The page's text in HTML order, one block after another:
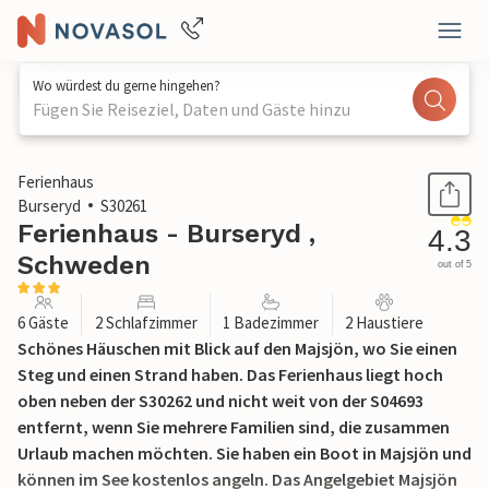
Wo würdest du gerne hingehen?
Fügen Sie Reiseziel, Daten und Gäste hinzu
1 / 14
Ferienhaus
Burseryd
S30261
Ferienhaus - Burseryd ,
Schweden
4.3
out of 5
6 Gäste 2 Schlafzimmer 1 Badezimmer 2 Haustiere
Schönes Häuschen mit Blick auf den Majsjön, wo Sie einen
Steg und einen Strand haben. Das Ferienhaus liegt hoch
oben neben der S30262 und nicht weit von der S04693
entfernt, wenn Sie mehrere Familien sind, die zusammen
Urlaub machen möchten. Sie haben ein Boot in Majsjön und
können im See kostenlos angeln. Das Angelgebiet Majsjön